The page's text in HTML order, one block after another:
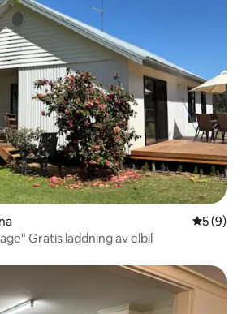
5 av 5 i
5 (9)
Gratis laddning av elbil